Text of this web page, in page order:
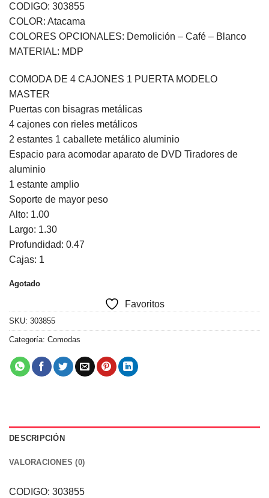
original
era:
$ 5.550.$ 3.608.
CODIGO: 303855
COLOR: Atacama
COLORES OPCIONALES: Demolición – Café – Blanco
MATERIAL: MDP
COMODA DE 4 CAJONES 1 PUERTA MODELO
MASTER
Puertas con bisagras metálicas
4 cajones con rieles metálicos
2 estantes 1 caballete metálico aluminio
Espacio para acomodar aparato de DVD Tiradores de
aluminio
1 estante amplio
Soporte de mayor peso
Alto: 1.00
Largo: 1.30
Profundidad: 0.47
Cajas: 1
Agotado
Favoritos
SKU: 303855
Categoría: Comodas
DESCRIPCIÓN
VALORACIONES (0)
CODIGO: 303855